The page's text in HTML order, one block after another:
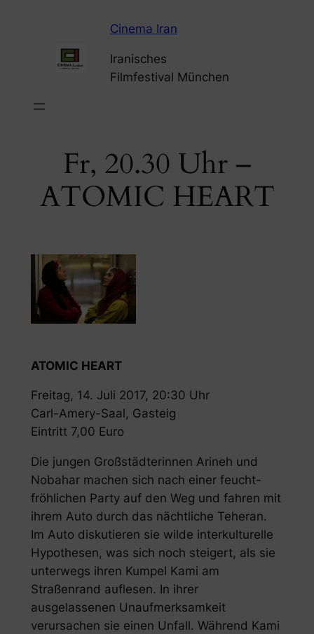
Cinema Iran
Iranisches
Filmfestival München
Fr, 20.30 Uhr –
ATOMIC HEART
ATOMIC HEART
Freitag, 14. Juli 2017, 20:30 Uhr
Carl-Amery-Saal, Gasteig
Eintritt 7,00 Euro
Die jungen Großstädterinnen Arineh und
Nobahar machen sich nach einer feucht-
fröhlichen Party auf den Weg und fahren mit
ihrem Auto durch das nächtliche Teheran.
Im Auto diskutieren sie wilde interkulturelle
Hypothesen, was sich noch steigert, als sie
unterwegs ihren Kumpel Kami am
Straßenrand auflesen. In ihrer
ausgelassenen Unaufmerksamkeit
verursachen sie einen Unfall. Während Kami